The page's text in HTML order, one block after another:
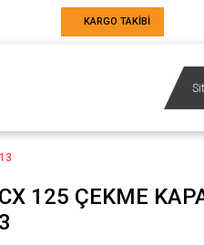
KARGO TAKİBİ
125 ÇEKME